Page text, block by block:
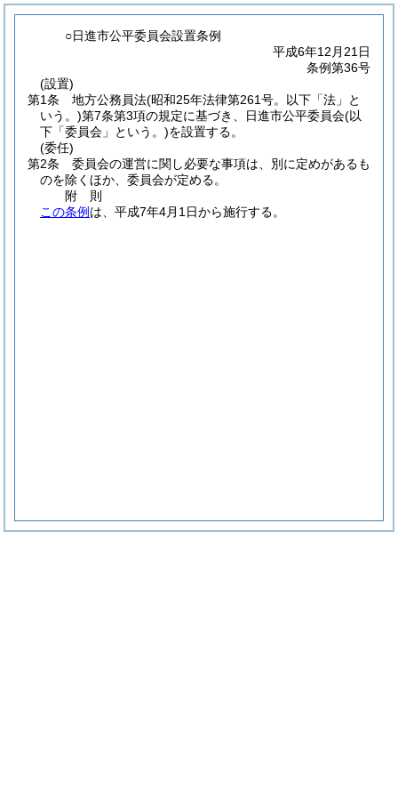
○日進市公平委員会設置条例
平成6年12月21日
条例第36号
(設置)
第1条
地方公務員法(昭和25年法律第261号。以下「法」と
いう。)第7条第3項の規定に基づき、日進市公平委員会(以
下「委員会」という。)を設置する。
(委任)
第2条
委員会の運営に関し必要な事項は、別に定めがあるも
のを除くほか、委員会が定める。
附 則
この条例 は、平成7年4月1日から施行する。